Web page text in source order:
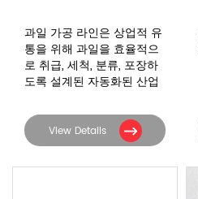
과일 가공 라인은 상업적 유
통을 위해 과일을 효율적으
로 취급, 세척, 분류, 포장하
도록 설계된 자동화된 산업
View Details